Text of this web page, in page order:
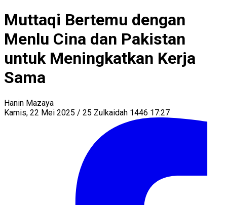
Muttaqi Bertemu dengan
Menlu Cina dan Pakistan
untuk Meningkatkan Kerja
Sama
Hanin Mazaya
Kamis, 22 Mei 2025 / 25 Zulkaidah 1446 17:27